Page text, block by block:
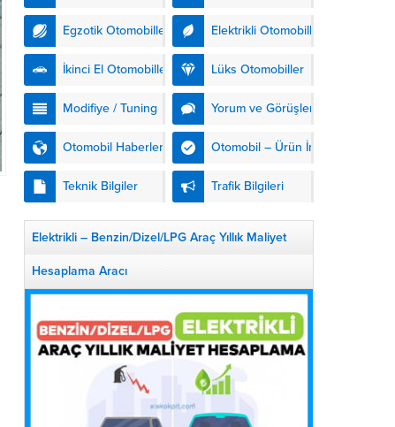
Egzotik Otomobiller Elektrikli Otomobiller
İkinci El Otomobiller Lüks Otomobiller
Modifiye / Tuning Yorum ve Görüşler
Otomobil Haberleri Otomobil – Ürün İnceleme
Teknik Bilgiler Trafik Bilgileri
Elektrikli – Benzin/Dizel/LPG Araç Yıllık Maliyet
Hesaplama Aracı